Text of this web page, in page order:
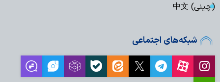
(چینی) 中文
شبکه‌های اجتماعی